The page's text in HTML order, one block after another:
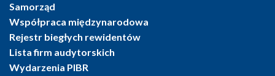
Samorząd
Współpraca międzynarodowa
Rejestr biegłych rewidentów
Lista firm audytorskich
Wydarzenia PIBR